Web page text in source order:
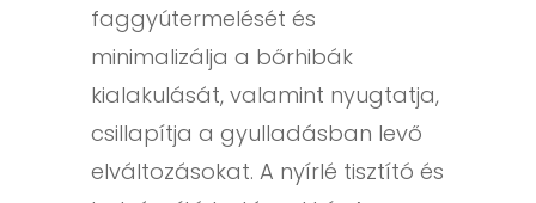
faggyútermelését és
minimalizálja a bőrhibák
kialakulását, valamint nyugtatja,
csillapítja a gyulladásban levő
elváltozásokat. A nyírlé tisztító és